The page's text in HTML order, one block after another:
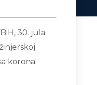
30. jula
korona